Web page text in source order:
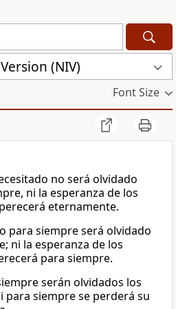
(NIV)
Font Size
no será olvidado
ni la esperanza de los
eternamente.
para siempre será olvidado
ni la esperanza de los
para siempre.
serán olvidados los
para siempre se perderá su